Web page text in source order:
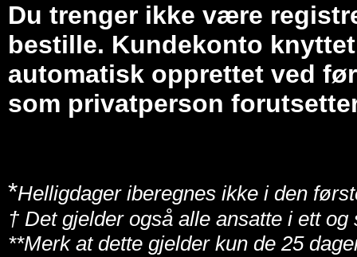
Du trenger ikke være
bestille. Kundekonto
automatisk opprettet ved
som privatperson
*Helligdager iberegnes ikke i den
† Det gjelder også alle ansatte i ett
**Merk at dette gjelder kun de 25